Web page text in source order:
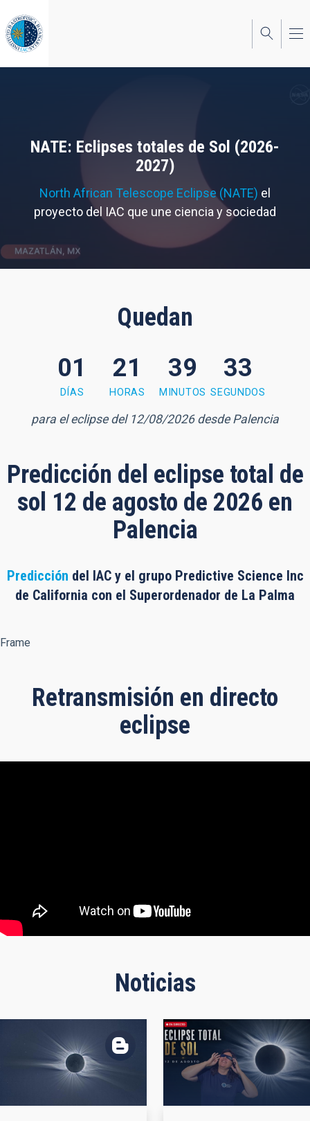
al
contenido
principal
NATE: Eclipses totales de Sol (2026-
2027)
North African Telescope Eclipse (NATE) el
proyecto del IAC que une ciencia y sociedad
Quedan
30 seconds
01
DÍAS
21
HORAS
39
MINUTOS
32
SEGUNDOS
para el eclipse del 12/08/2026 desde Palencia
Predicción del eclipse total de
sol 12 de agosto de 2026 en
Palencia
Predicción del IAC y el grupo Predictive Science Inc
de California con el Superordenador de La Palma
Frame
Retransmisión en directo
eclipse
Noticias